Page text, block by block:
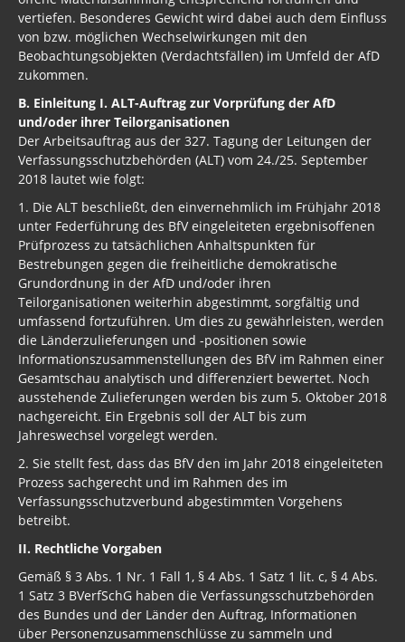
vertiefen. Besonderes Gewicht wird dabei auch dem Einfluss
von bzw. möglichen Wechselwirkungen mit den
Beobachtungsobjekten (Verdachtsfällen) im Umfeld der AfD
zukommen.
B. Einleitung I. ALT-Auftrag zur Vorprüfung der AfD
und/oder ihrer Teilorganisationen
Der Arbeitsauftrag aus der 327. Tagung der Leitungen der
Verfassungsschutzbehörden (ALT) vom 24./25. September
2018 lautet wie folgt:
1. Die ALT beschließt, den einvernehmlich im Frühjahr 2018
unter Federführung des BfV eingeleiteten ergebnisoffenen
Prüfprozess zu tatsächlichen Anhaltspunkten für
Bestrebungen gegen die freiheitliche demokratische
Grundordnung in der AfD und/oder ihren
Teilorganisationen weiterhin abgestimmt, sorgfältig und
umfassend fortzuführen. Um dies zu gewährleisten, werden
die Länderzulieferungen und -positionen sowie
Informationszusammenstellungen des BfV im Rahmen einer
Gesamtschau analytisch und differenziert bewertet. Noch
ausstehende Zulieferungen werden bis zum 5. Oktober 2018
nachgereicht. Ein Ergebnis soll der ALT bis zum
Jahreswechsel vorgelegt werden.
2. Sie stellt fest, dass das BfV den im Jahr 2018 eingeleiteten
Prozess sachgerecht und im Rahmen des im
Verfassungsschutzverbund abgestimmten Vorgehens
betreibt.
II. Rechtliche Vorgaben
Gemäß § 3 Abs. 1 Nr. 1 Fall 1, § 4 Abs. 1 Satz 1 lit. c, § 4 Abs.
1 Satz 3 BVerfSchG haben die Verfassungsschutzbehörden
des Bundes und der Länder den Auftrag, Informationen
über Personenzusammenschlüsse zu sammeln und